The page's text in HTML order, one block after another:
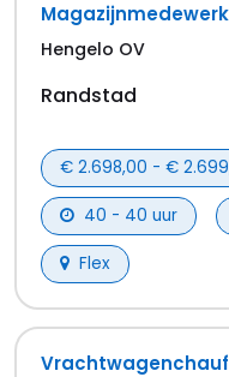
Hengelo OV
Randstad
€ 2.698,00 - €
40 - 40 uur
Flex